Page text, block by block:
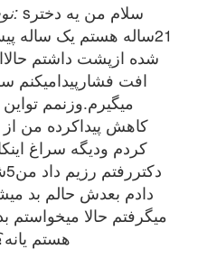
sorati20 نوشته است: sسلام من یه دختر
21ساله هستم یک
شده ازپشت داشتم
افت فشارپیدامیکنم
کاهش پیداکرده من از
کردم ودیگه سراغ
دادم بعدش حالم بد
میگرفتم حالا میخواستم
هستم